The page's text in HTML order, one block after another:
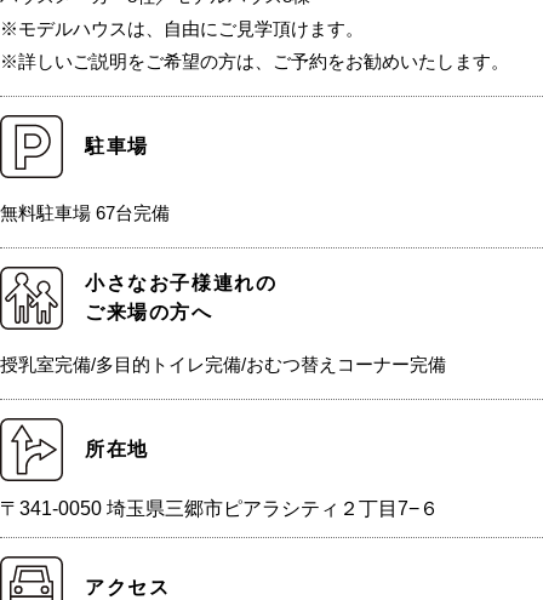
※モデルハウスは、自由にご見学頂けます。
※詳しいご説明をご希望の方は、ご予約をお勧めいたします。
駐車場
無料駐車場 67台完備
小さなお子様連れの
ご来場の方へ
授乳室完備/多目的トイレ完備/おむつ替えコーナー完備
所在地
〒341-0050 埼玉県三郷市ピアラシティ２丁目7−６
アクセス